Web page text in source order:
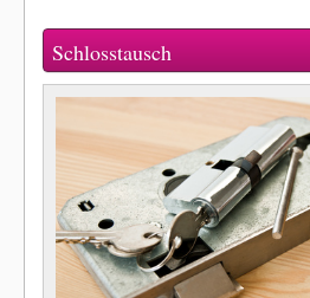
Schlosstausch